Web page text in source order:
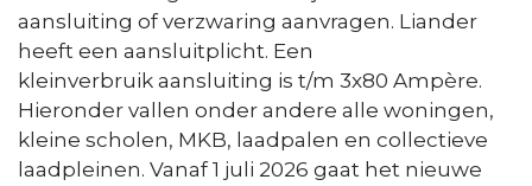
aansluiting of verzwaring aanvragen. Liander
heeft een aansluitplicht. Een
kleinverbruik aansluiting is t/m 3x80 Ampère.
Hieronder vallen onder andere alle woningen,
kleine scholen, MKB, laadpalen en collectieve
laadpleinen. Vanaf 1 juli 2026 gaat het nieuwe